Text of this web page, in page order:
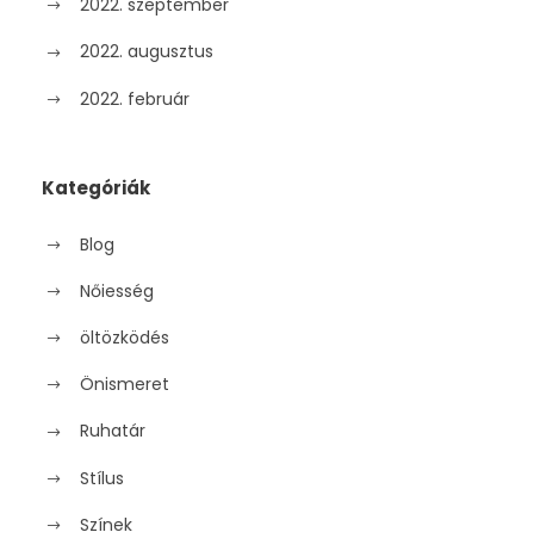
2022. szeptember
2022. augusztus
2022. február
Kategóriák
Blog
Nőiesség
öltözködés
Önismeret
Ruhatár
Stílus
Színek